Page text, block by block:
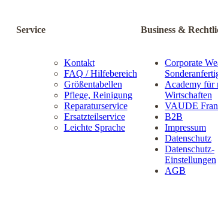
Service
Kontakt
FAQ / Hilfebereich
Größentabellen
Pflege, Reinigung
Reparaturservice
Ersatzteilservice
Leichte Sprache
Business &
Corporate
Academy für
Wirtschaften
VAUDE
B2B
Impressum
Datenschutz
Datenschutz-
Einstellungen
AGB